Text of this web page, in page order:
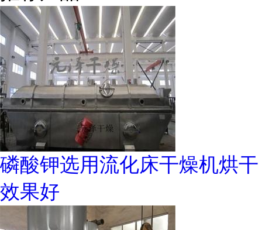
磷酸钾选用流化床干燥机烘干
效果好